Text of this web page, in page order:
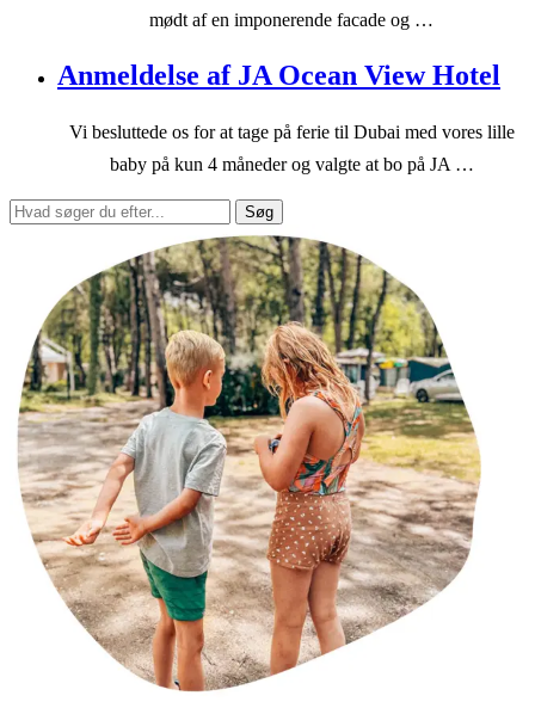
mødt af en imponerende facade og …
Anmeldelse af JA Ocean View Hotel
Vi besluttede os for at tage på ferie til Dubai med vores lille
baby på kun 4 måneder og valgte at bo på JA …